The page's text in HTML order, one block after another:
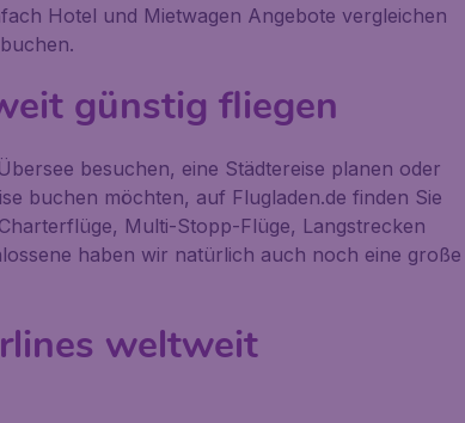
Hotel und Mietwagen Angebote vergleichen
günstig fliegen
besuchen, eine Städtereise planen oder
buchen möchten, auf Flugladen.de finden Sie
Multi-Stopp-Flüge, Langstrecken
haben wir natürlich auch noch eine große
weltweit